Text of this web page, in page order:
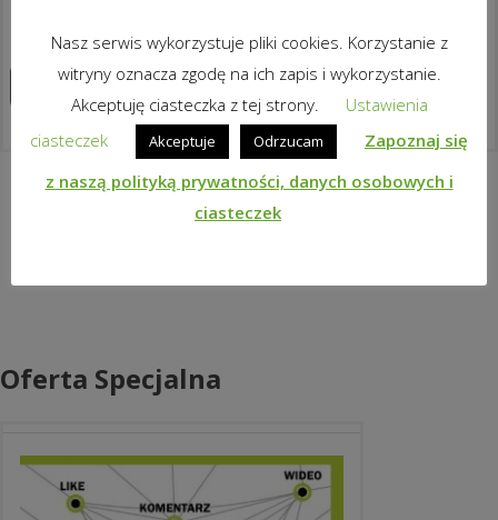
Zapoznaj się z produktem
Oferta Specjalna
Nasz serwis wykorzystuje pliki cookies. Korzystanie z
witryny oznacza zgodę na ich zapis i wykorzystanie.
Akceptuję ciasteczka z tej strony.
Ustawienia
ciasteczek
Akceptuje Odrzucam
Zapoznaj się
z naszą polityką prywatności, danych osobowych i
ciasteczek